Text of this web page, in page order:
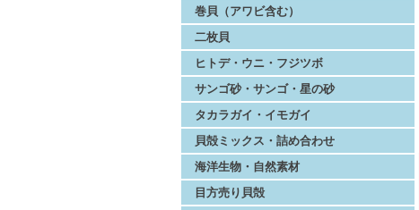
巻貝（アワビ含む）
二枚貝
ヒトデ・ウニ・フジツボ
サンゴ砂・サンゴ・星の砂
タカラガイ・イモガイ
貝殻ミックス・詰め合わせ
海洋生物・自然素材
目方売り貝殻